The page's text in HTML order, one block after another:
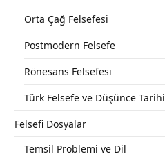
Orta Çağ Felsefesi
Postmodern Felsefe
Rönesans Felsefesi
Türk Felsefe ve Düşünce Tarihi
Felsefi Dosyalar
Temsil Problemi ve Dil